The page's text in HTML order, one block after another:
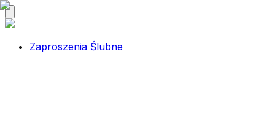
Zaproszenia Ślubne